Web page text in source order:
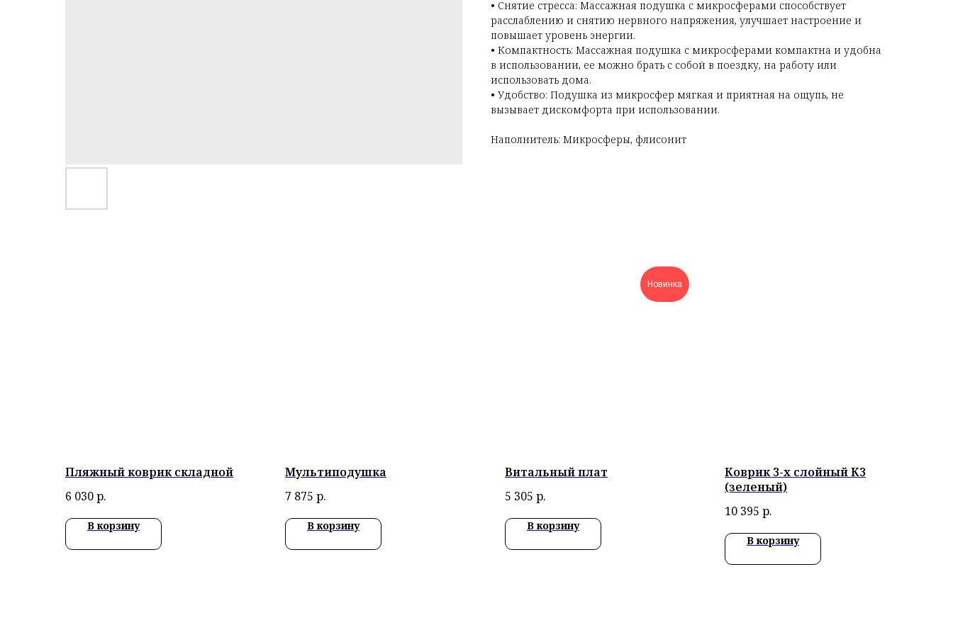
• Снятие стресса: Массажная подушка с микросферами способствует
расслаблению и снятию нервного напряжения, улучшает настроение и
повышает уровень энергии.
• Компактность: Массажная подушка с микросферами компактна и удобна
в использовании, ее можно брать с собой в поездку, на работу или
использовать дома.
• Удобство: Подушка из микросфер мягкая и приятная на ощупь, не
вызывает дискомфорта при использовании.
Наполнитель: Микросферы, флисонит
Пляжный коврик складной
6 030р.
В корзину
Мультиподушка
7 875 р.
В корзину
Новинка
Витальный плат
5 305 р.
В корзину
Коврик 3-х слойный К3
(зеленый)
10 395 р.
В корзину